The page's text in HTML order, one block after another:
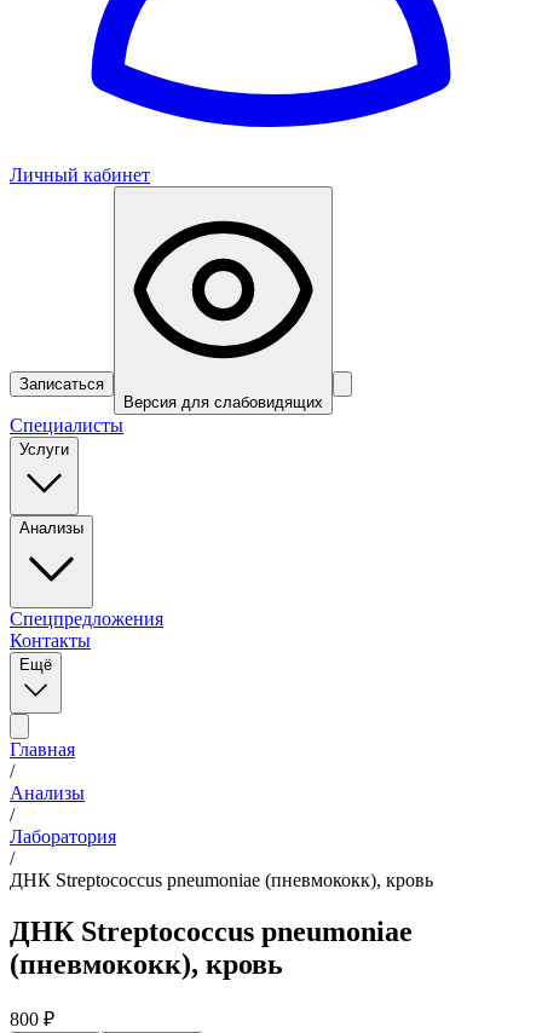
Личный кабинет
Записаться
Версия для слабовидящих
Специалисты
Услуги
Анализы
Спецпредложения
Контакты
Ещё
Главная
/
Анализы
/
Лаборатория
/
ДНК Streptococcus pneumoniae (пневмококк), кровь
ДНК Streptococcus pneumoniae
(пневмококк), кровь
800 ₽